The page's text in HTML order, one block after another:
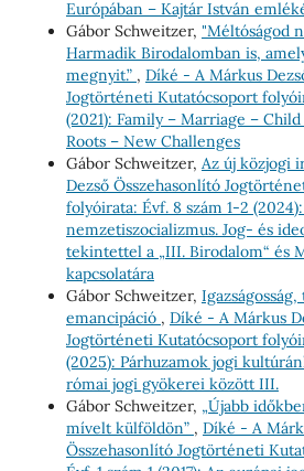
Európában – Kajtár István
Gábor Schweitzer, "Méltóságod
Harmadik Birodalomban is,
megnyit.” , Díké - A Márkus
Jogtörténeti Kutatócsoport
(2021): Family – Marriage –
Roots – New Challenges
Gábor Schweitzer, Az új közjogi
Dezső Összehasonlító
folyóirata: Évf. 8 szám 1-2
nemzetiszocializmus. Jog- és
tekintettel a „III. Birodalom“ és
kapcsolatára
Gábor Schweitzer,
emancipáció , Díké - A Márkus
Jogtörténeti Kutatócsoport
(2025): Párhuzamok jogi
római jogi gyökerei között III.
Gábor Schweitzer, „Újabb
mívelt külföldön” , Díké - A
Összehasonlító Jogtörténeti